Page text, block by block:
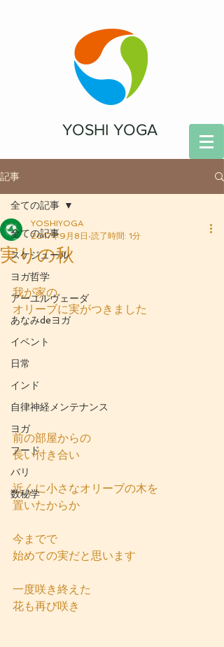
YOSHI YOGA
記事
全ての記事
スケジュール
ヨガ哲学
アーユルヴェーダ
あなみdeヨガ
イベント
日常
インド
自律神経メンテナンス
ヨガ
フード
バリ
数秘学
全ての記事
実りの秋
YOSHIYOGA
2017年9月8日 読了時間: 1分
我が家の
オリーブに実がつきました
前の部屋からの
長い付き合い
近くに小さなオリーブの木を
置いたからか
今までで
始めての実だと思います
一度咲き終えた
花も再び咲き